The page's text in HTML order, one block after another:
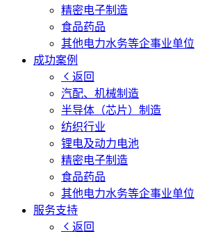
精密电子制造
食品药品
其他电力水务等企事业单位
成功案例
返回
汽配、机械制造
半导体（芯片）制造
纺织行业
锂电及动力电池
精密电子制造
食品药品
其他电力水务等企事业单位
服务支持
返回